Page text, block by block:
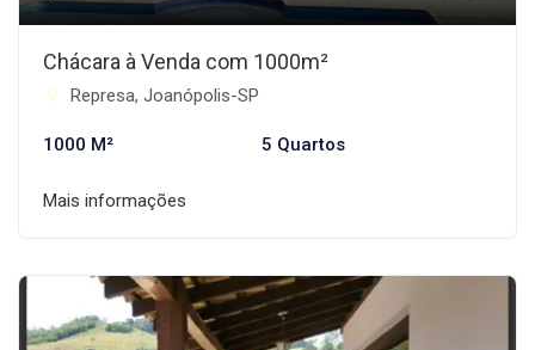
Chácara à Venda com 1000m²
Represa, Joanópolis-SP
1000 M² 5 Quartos
Mais informações